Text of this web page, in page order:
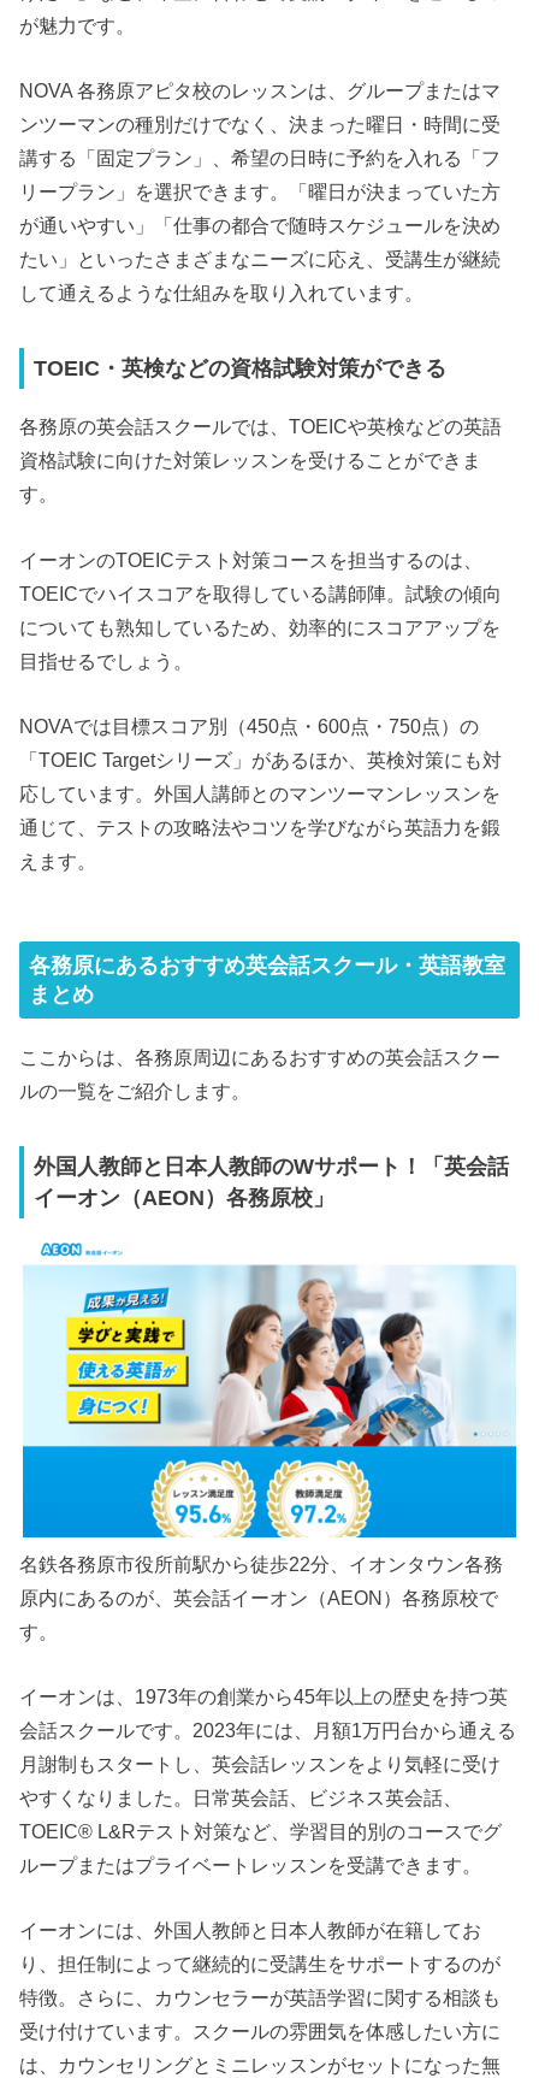
が魅力です。
NOVA 各務原アピタ校のレッスンは、グループまたはマ
ンツーマンの種別だけでなく、決まった曜日・時間に受
講する「固定プラン」、希望の日時に予約を入れる「フ
リープラン」を選択できます。「曜日が決まっていた方
が通いやすい」「仕事の都合で随時スケジュールを決め
たい」といったさまざまなニーズに応え、受講生が継続
して通えるような仕組みを取り入れています。
TOEIC・英検などの資格試験対策ができる
各務原の英会話スクールでは、TOEICや英検などの英語
資格試験に向けた対策レッスンを受けることができま
す。
イーオンのTOEICテスト対策コースを担当するのは、
TOEICでハイスコアを取得している講師陣。試験の傾向
についても熟知しているため、効率的にスコアアップを
目指せるでしょう。
NOVAでは目標スコア別（450点・600点・750点）の
「TOEIC Targetシリーズ」があるほか、英検対策にも対
応しています。外国人講師とのマンツーマンレッスンを
通じて、テストの攻略法やコツを学びながら英語力を鍛
えます。
各務原にあるおすすめ英会話スクール・英語教室
まとめ
ここからは、各務原周辺にあるおすすめの英会話スクー
ルの一覧をご紹介します。
外国人教師と日本人教師のWサポート！「英会話
イーオン（AEON）各務原校」
名鉄各務原市役所前駅から徒歩22分、イオンタウン各務
原内にあるのが、英会話イーオン（AEON）各務原校で
す。
イーオンは、1973年の創業から45年以上の歴史を持つ英
会話スクールです。2023年には、月額1万円台から通える
月謝制もスタートし、英会話レッスンをより気軽に受け
やすくなりました。日常英会話、ビジネス英会話、
TOEIC® L&Rテスト対策など、学習目的別のコースでグ
ループまたはプライベートレッスンを受講できます。
イーオンには、外国人教師と日本人教師が在籍してお
り、担任制によって継続的に受講生をサポートするのが
特徴。さらに、カウンセラーが英語学習に関する相談も
受け付けています。スクールの雰囲気を体感したい方に
は、カウンセリングとミニレッスンがセットになった無